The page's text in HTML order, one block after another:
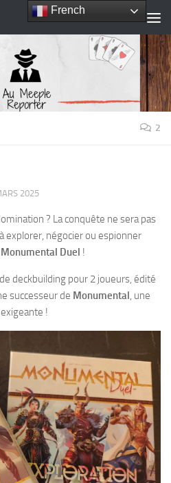
2
2025
? La conquête ne sera pas
explorer, négocier ou espionner
Monumental Duel !
deckbuilding pour 2 joueurs, édité
successeur de Monumental, une
!
French